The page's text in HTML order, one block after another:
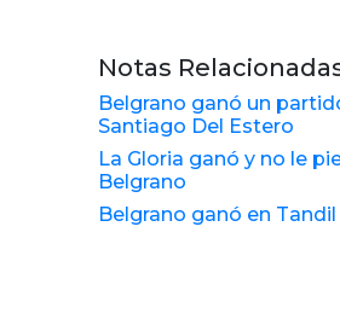
Notas
Belgrano ganó un
Santiago Del Estero
La Gloria ganó y no le
Belgrano
Belgrano ganó en